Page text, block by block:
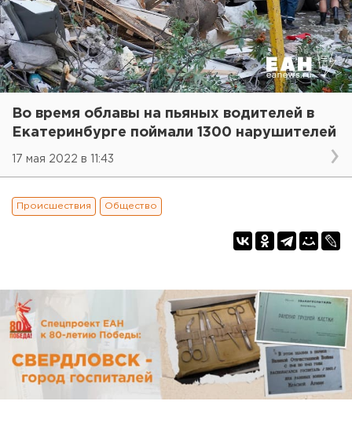
Во время облавы на пьяных водителей в
Екатеринбурге поймали 1300 нарушителей
17 мая 2022 в 11:43
Происшествия Общество